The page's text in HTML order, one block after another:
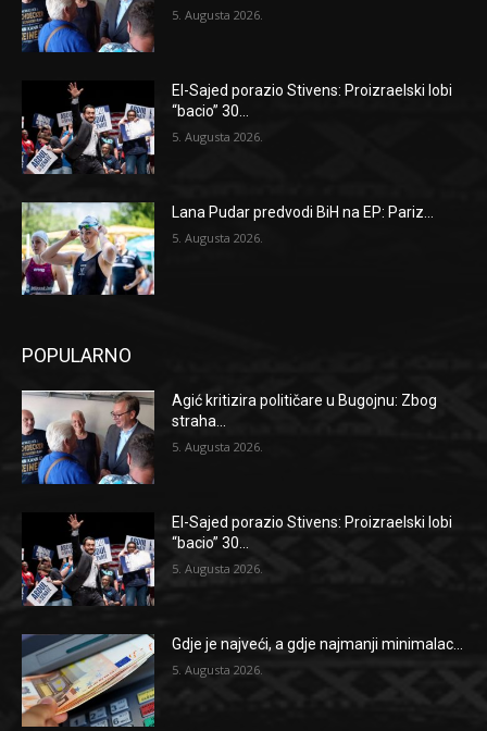
5. Augusta 2026.
El-Sajed porazio Stivens: Proizraelski lobi
“bacio” 30...
5. Augusta 2026.
Lana Pudar predvodi BiH na EP: Pariz...
5. Augusta 2026.
POPULARNO
Agić kritizira političare u Bugojnu: Zbog
straha...
5. Augusta 2026.
El-Sajed porazio Stivens: Proizraelski lobi
“bacio” 30...
5. Augusta 2026.
Gdje je najveći, a gdje najmanji minimalac...
5. Augusta 2026.